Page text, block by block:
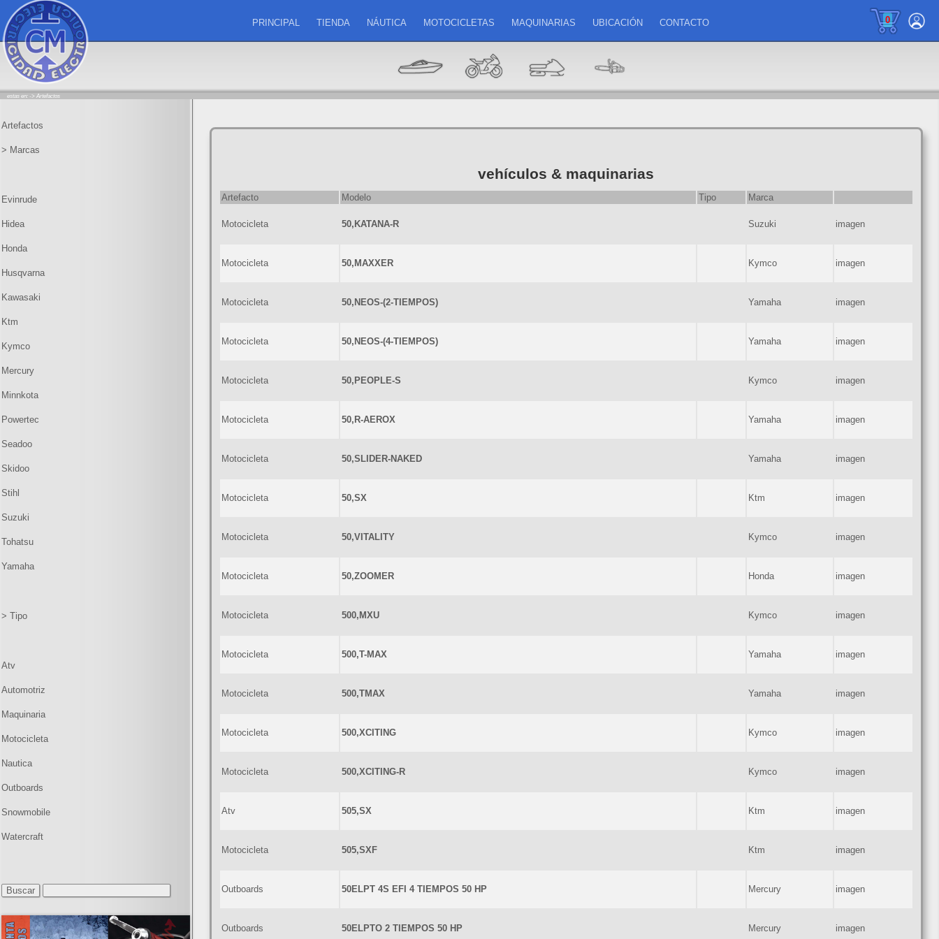
0
PRINCIPAL TIENDA NÁUTICA MOTOCICLETAS MAQUINARIAS UBICACIÓN CONTACTO
estas en: -> Artefactos
vehículos & maquinarias
Artefacto Modelo Tipo Marca
Motocicleta 50,KATANA-R Suzuki imagen
Motocicleta 50,MAXXER Kymco imagen
Motocicleta 50,NEOS-(2-TIEMPOS) Yamaha imagen
Motocicleta 50,NEOS-(4-TIEMPOS) Yamaha imagen
Motocicleta 50,PEOPLE-S Kymco imagen
Motocicleta 50,R-AEROX Yamaha imagen
Motocicleta 50,SLIDER-NAKED Yamaha imagen
Motocicleta 50,SX Ktm imagen
Motocicleta 50,VITALITY Kymco imagen
Motocicleta 50,ZOOMER Honda imagen
Motocicleta 500,MXU Kymco imagen
Motocicleta 500,T-MAX Yamaha imagen
Motocicleta 500,TMAX Yamaha imagen
Motocicleta 500,XCITING Kymco imagen
Motocicleta 500,XCITING-R Kymco imagen
Atv 505,SX Ktm imagen
Motocicleta 505,SXF Ktm imagen
Outboards 50ELPT 4S EFI 4 TIEMPOS 50 HP Mercury imagen
Outboards 50ELPTO 2 TIEMPOS 50 HP Mercury imagen
Artefactos
> Marcas
Evinrude
Hidea
Honda
Husqvarna
Kawasaki
Ktm
Kymco
Mercury
Minnkota
Powertec
Seadoo
Skidoo
Stihl
Suzuki
Tohatsu
Yamaha
> Tipo
Atv
Automotriz
Maquinaria
Motocicleta
Nautica
Outboards
Snowmobile
Watercraft